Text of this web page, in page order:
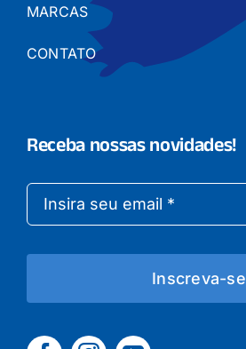
MARCAS
CONTATO
Receba nossas novidades!
Inscreva-se